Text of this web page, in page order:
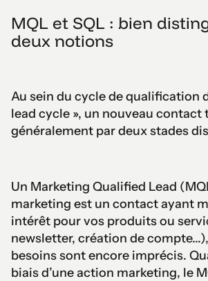
MQL et SQL : bien
deux notions
Au sein du cycle de qualification
lead cycle », un nouveau contact
généralement par deux stades
Un Marketing Qualified Lead
marketing est un contact ayant
intérêt pour vos produits ou
newsletter, création de
besoins sont encore imprécis.
biais d’une action marketing, le